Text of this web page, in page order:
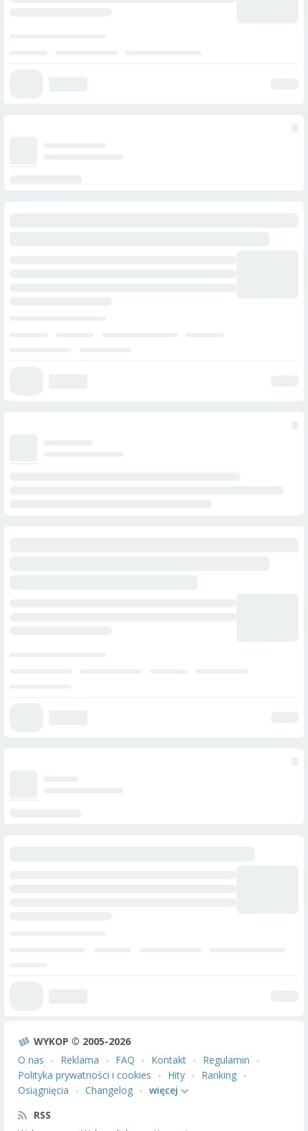
WYKOP © 2005-2026
O nas
Reklama FAQ Kontakt
Regulamin
Polityka prywatności i cookies
Hity
Ranking
Osiągnięcia
Changelog
więcej
RSS